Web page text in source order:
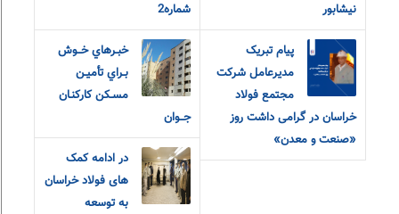
نیشابور
شماره2
پیام تبریک
مدیرعامل شرکت
مجتمع فولاد
خراسان در گرامی داشت روز
«صنعت و معدن»
خبـرهاي خــوش
بـراي تأميـن
مسـکن کارکنـان
جــوان
در ادامه کمک
های فولاد خراسان
به توسعه